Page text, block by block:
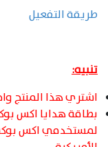
طريقة التفعيل
تنبيه:
اشتري هذا المنتج
بطاقة هدايا اكس
لمستخدمي اكس